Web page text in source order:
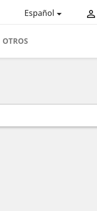
Español 
OTROS